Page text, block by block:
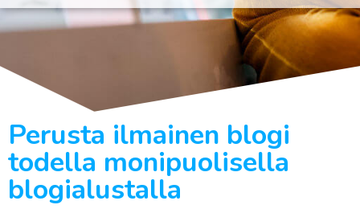
Perusta ilmainen blogi
todella monipuolisella
blogialustalla